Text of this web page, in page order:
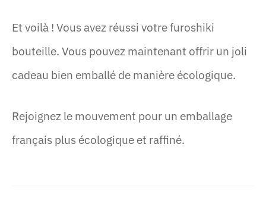
Et voilà ! Vous avez réussi votre furoshiki
bouteille. Vous pouvez maintenant offrir un joli
cadeau bien emballé de manière écologique.
Rejoignez le mouvement pour un emballage
français plus écologique et raffiné.